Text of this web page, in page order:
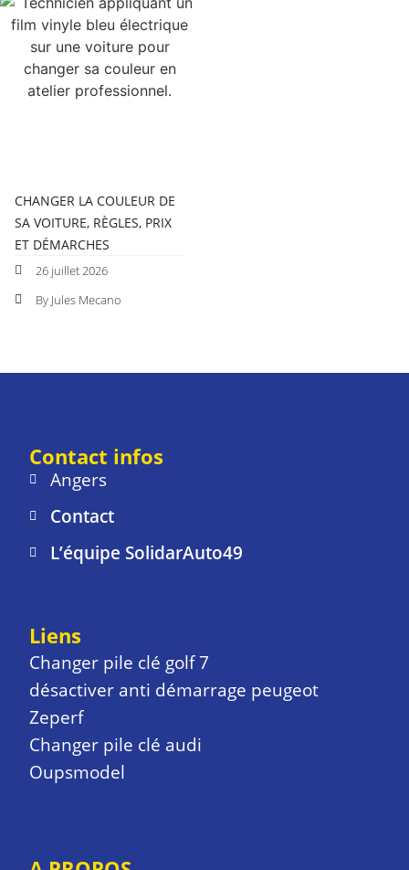
CHANGER LA COULEUR DE
SA VOITURE, RÈGLES, PRIX
ET DÉMARCHES
26 juillet 2026
By Jules Mecano
Contact infos
Angers
Contact
L’équipe SolidarAuto49
Liens
Changer pile clé golf 7
désactiver anti démarrage peugeot
Zeperf
Changer pile clé audi
Oupsmodel